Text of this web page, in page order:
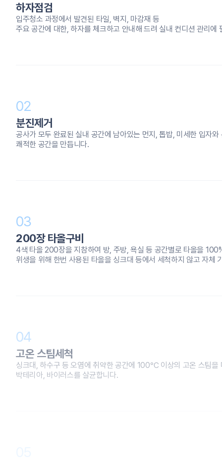
하자점검
입주청소 과정에서 발견된 타일, 벽지, 마감재 등
주요 공간에 대한, 하자를 체크하고 안내해 드려 실내 컨디션 관리에
02
분진제거
공사가 모두 완료된 실내 공간에 남아있는 먼지, 톱밥, 미세한 입자
쾌적한 공간을 만듭니다.
03
200장 타올구비
4색 타올 200장을 지참하여 방, 주방, 욕실 등 공간별로 타올을
위생을 위해 한번 사용된 타올을 싱크대 등에서 세척하지 않고 자체
04
고온 스팀세척
싱크대, 하수구 등 오염에 취약한 공간에 100℃ 이상의 고온 스팀을
박테리아, 바이러스를 살균합니다.